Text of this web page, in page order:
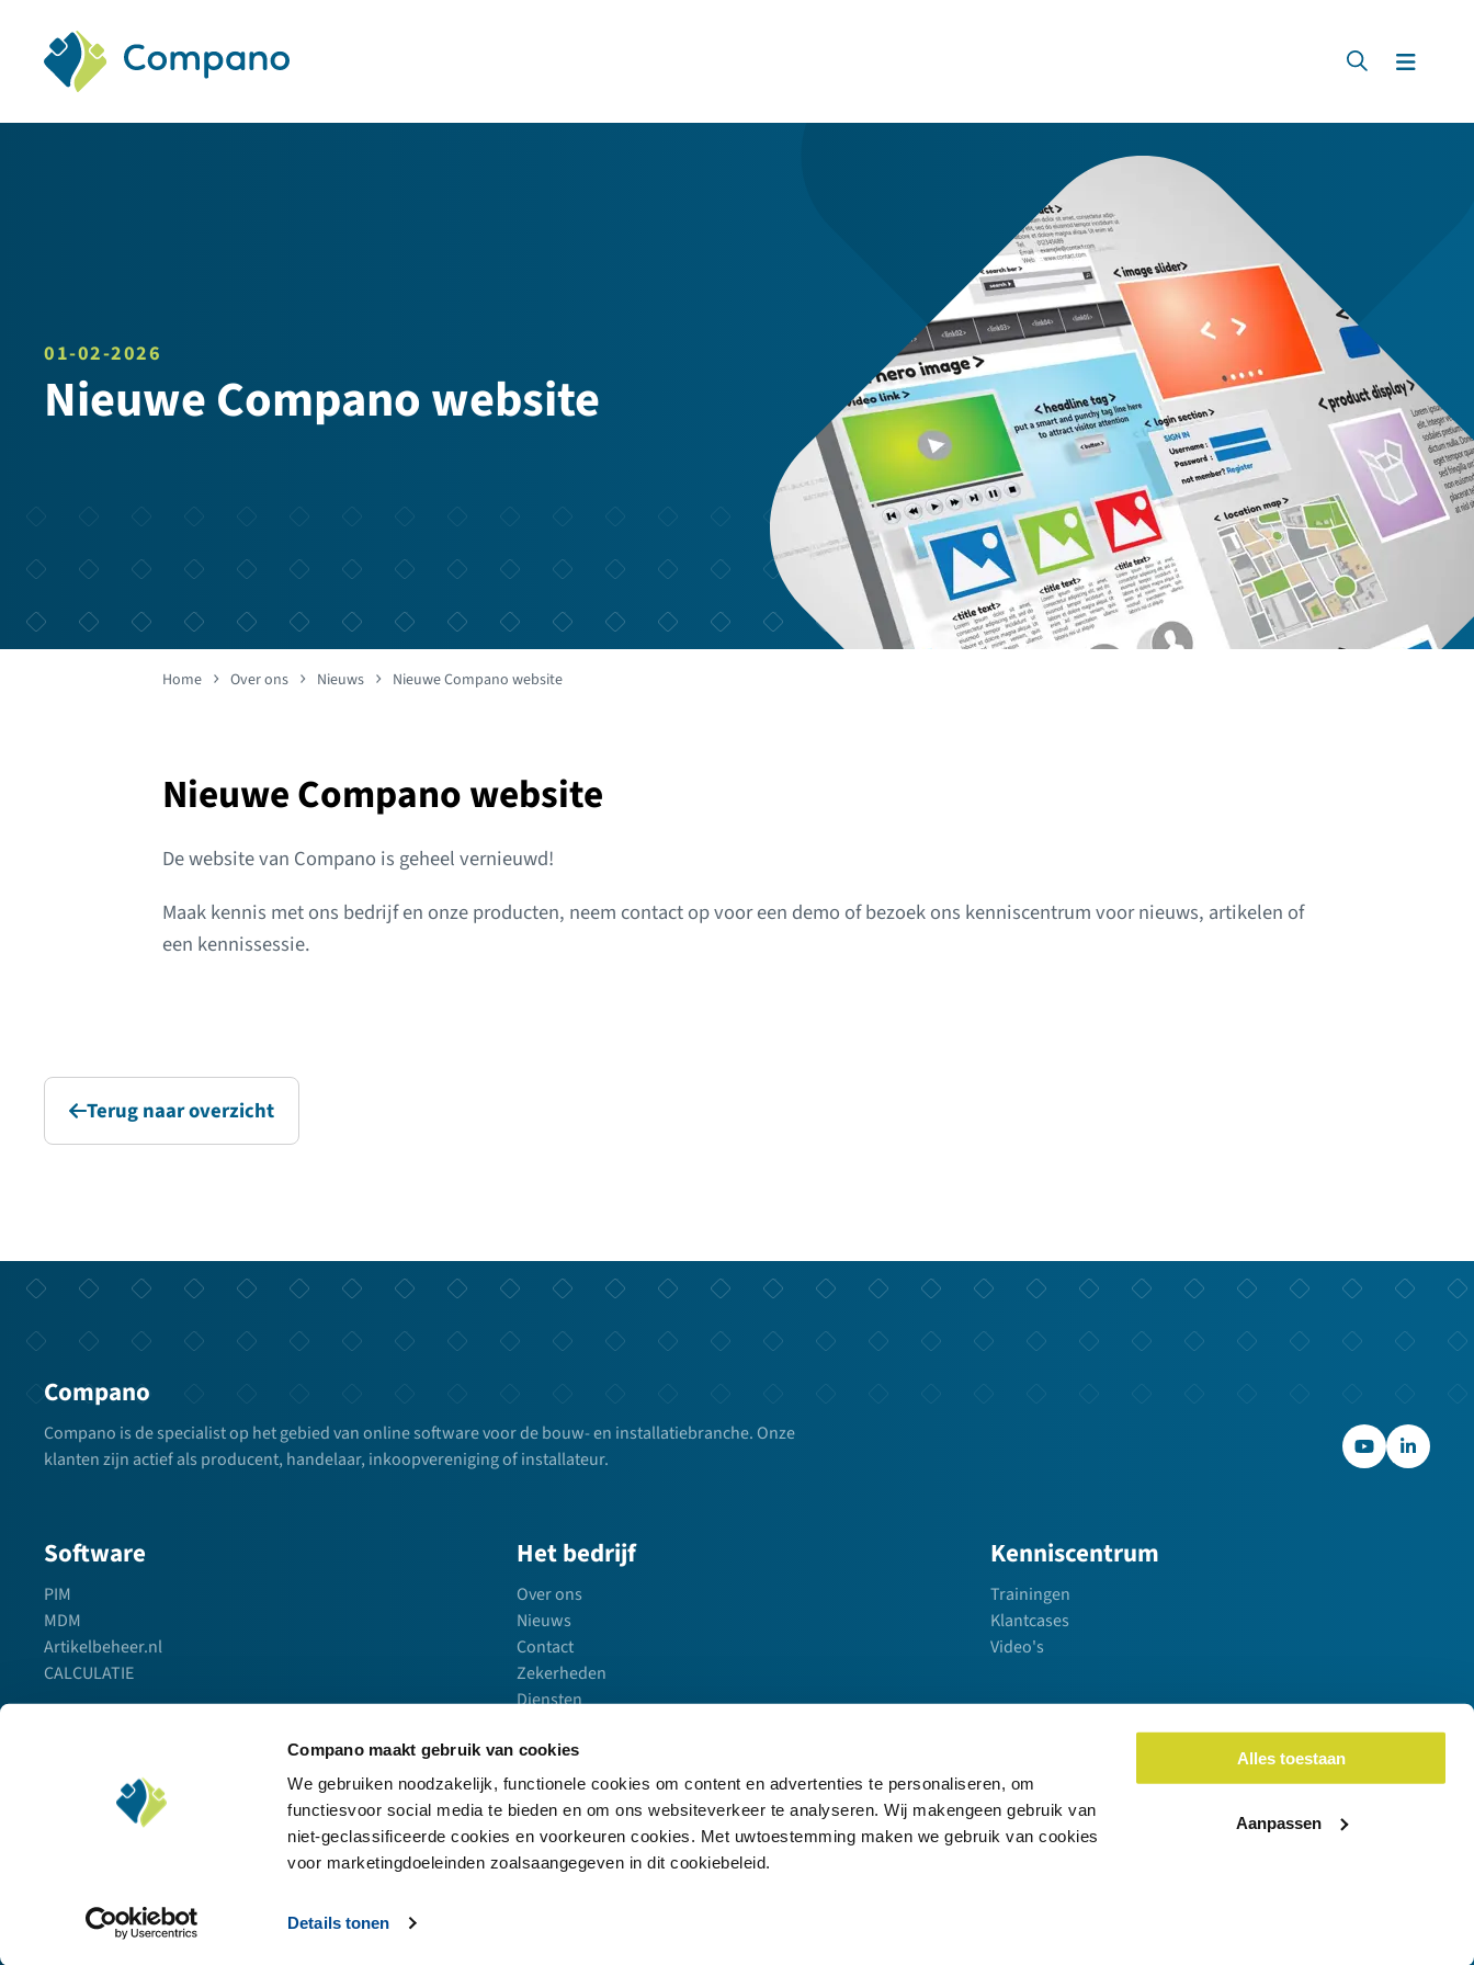
Compano maakt gebruik van cookies
We gebruiken noodzakelijk, functionele cookies om content en advertenties te personaliseren, om
functiesvoor social media te bieden en om ons websiteverkeer te analyseren. Wij makengeen gebruik van
niet-geclassificeerde cookies en voorkeuren cookies. Met uwtoestemming maken we gebruik van cookies
voor marketingdoeleinden zoalsaangegeven in dit cookiebeleid.
Details tonen
Alles toestaan
Aanpassen
Compano Software
ZoekenMenu
01-02-2026
Nieuwe Compano website
Home Over ons Nieuws Nieuwe Compano website
Nieuwe Compano website
De website van Compano is geheel vernieuwd!
Maak kennis met ons bedrijf en onze producten, neem contact op voor een demo of bezoek ons kenniscentrum voor nieuws, artikelen of
een kennissessie.
Terug naar overzicht
Compano
Compano is de specialist op het gebied van online software voor de bouw- en installatiebranche. Onze
klanten zijn actief als producent, handelaar, inkoopvereniging of installateur.
YouTubeLinkedIn
Software
PIM
MDM
Artikelbeheer.nl
CALCULATIE
Het bedrijf
Over ons
Nieuws
Contact
Zekerheden
Diensten
Kenniscentrum
Trainingen
Klantcases
Video's
Privacy statementDisclaimer Algemene voorwaarden